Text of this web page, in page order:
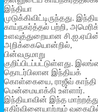
இந்தியா
முடுக்கிவிட்டிருந்தது.
காய்நகர்த்தல் பற்றி,
உளவுத்துறையான
அறிக்கையொன்றில்,
பின்வருமாறு
குறிப்பிடப்பட்டுள்ளது.
தொடர்பிலான இந்தியக்
கொள்கையை, ராஜீவ் காந்தி
மென்மையாக்கி உள்ளார்.
இந்தியாவின் இந்த
எதிர்வினையாற்றும்